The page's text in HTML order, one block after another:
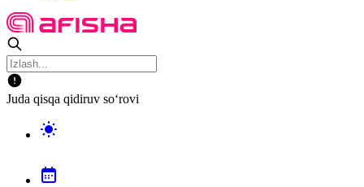
Juda qisqa qidiruv so‘rovi